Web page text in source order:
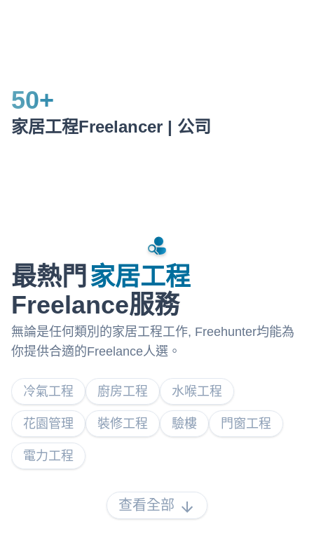
50+
家居工程Freelancer | 公司
最熱門 家居工程
Freelance服務
無論是任何類別的家居工程工作, Freehunter均能為
你提供合適的Freelance人選。
冷氣工程 廚房工程 水喉工程
花園管理 裝修工程 驗樓 門窗工程
電力工程
查看全部